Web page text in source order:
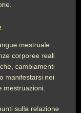
mestruale
corporee reali
cambiamenti
manifestarsi nei
mestruazioni.
sulla relazione